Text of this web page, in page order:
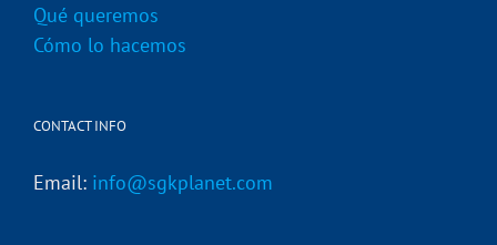
Qué queremos
Cómo lo hacemos
CONTACT INFO
Email: info@sgkplanet.com